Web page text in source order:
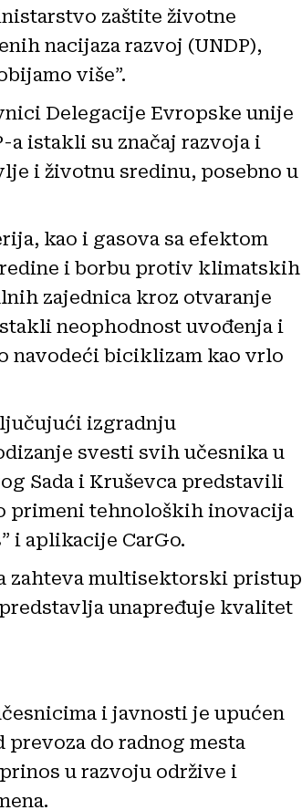
zaštite životne
nacijaza razvoj (UNDP),
više”.
Delegacije Evropske unije
a istakli su značaj razvoja i
i životnu sredinu, posebno u
kao i gasova sa efektom
i borbu protiv klimatskih
zajednica kroz otvaranje
neophodnost uvođenja i
navodeći biciklizam kao vrlo
izgradnju
svesti svih učesnika u
Sada i Kruševca predstavili
primeni tehnoloških inovacija
i aplikacije CarGo.
zahteva multisektorski pristup
unapređuje kvalitet
i javnosti je upućen
do radnog mesta
u razvoju održive i